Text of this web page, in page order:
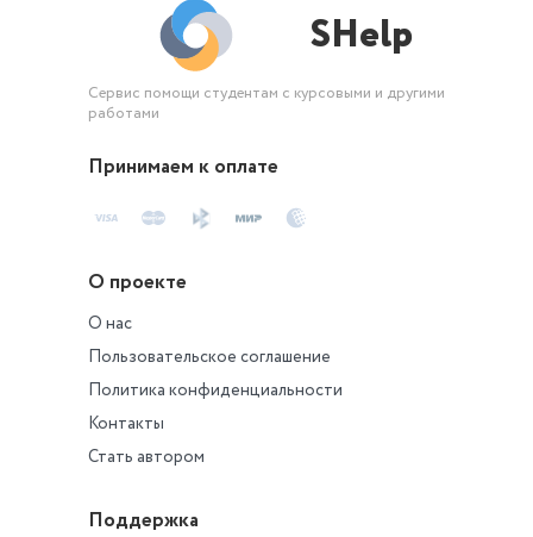
SHelp
Сервис помощи студентам с курсовыми и другими
работами
Принимаем к оплате
О проекте
О нас
Пользовательское соглашение
Политика конфиденциальности
Контакты
Стать автором
Поддержка